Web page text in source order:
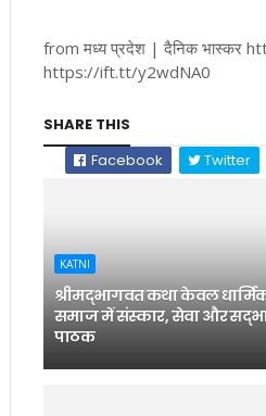
from मध्य प्रदेश | दैनिक भास्कर
https://ift.tt/y2wdNA0
SHARE THIS
Facebook
Twitter
KATNI
श्रीमद्भागवत कथा केवल
समाज में संस्कार, सेवा और
पाठक